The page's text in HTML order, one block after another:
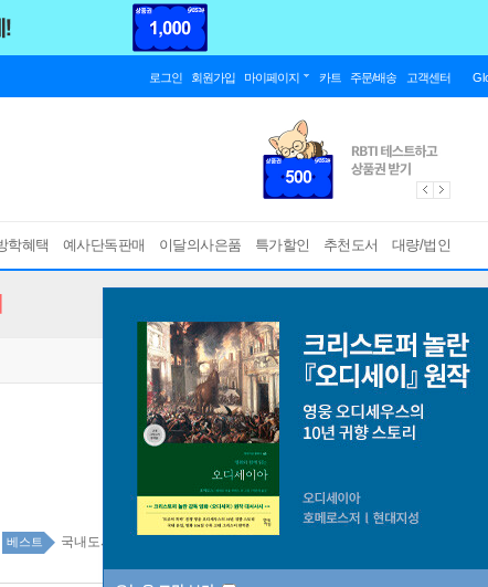
로그인 회원가입 마이페이지 카트 주문/배송 고객센터
학혜택 예사단독판매 이달의사은품 특가할인 추천도서 대량/법인
베스트 국내도서 1위 2주